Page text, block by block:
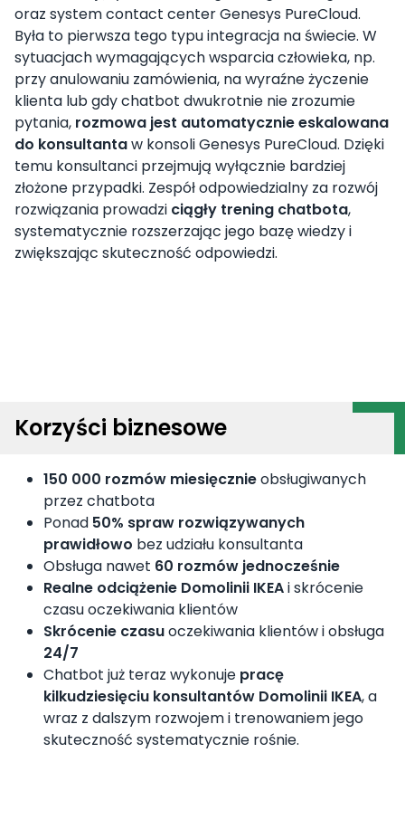
oraz system contact center Genesys PureCloud.
Była to pierwsza tego typu integracja na świecie. W
sytuacjach wymagających wsparcia człowieka, np.
przy anulowaniu zamówienia, na wyraźne życzenie
klienta lub gdy chatbot dwukrotnie nie zrozumie
pytania, rozmowa jest automatycznie eskalowana
do konsultantaw konsoli Genesys PureCloud. Dzięki
temu konsultanci przejmują wyłącznie bardziej
złożone przypadki. Zespół odpowiedzialny za rozwój
rozwiązania prowadzi ciągły trening chatbota,
systematycznie rozszerzając jego bazę wiedzy i
zwiększając skuteczność odpowiedzi.
Korzyści biznesowe
150 000 rozmów miesięcznieobsługiwanych
przez chatbota
Ponad 50% spraw rozwiązywanych
prawidłowo bez udziału konsultanta
Obsługa nawet 60 rozmów jednocześnie
Realne odciążenie Domolinii IKEAi skrócenie
czasu oczekiwania klientów
Skrócenie czasuoczekiwania klientów i obsługa
24/7
Chatbot już teraz wykonuje pracę
kilkudziesięciu konsultantów Domolinii IKEA, a
wraz z dalszym rozwojem i trenowaniem jego
skuteczność systematycznie rośnie.